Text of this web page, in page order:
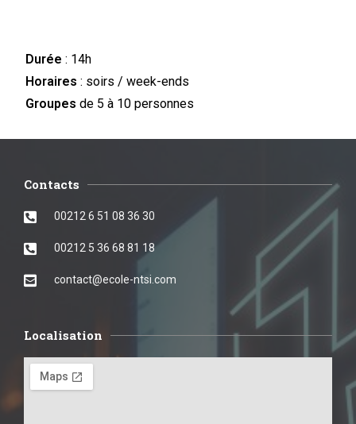
Durée: 14h
Horaires : soirs / week-ends
Groupes de 5 à 10 personnes
Contacts
00212 6 51 08 36 30
00212 5 36 68 81 18
contact@ecole-ntsi.com
Localisation